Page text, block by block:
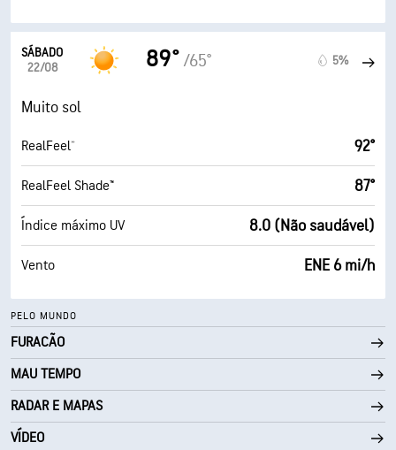
SÁBADO
22/08
89° /65° 5%
Muito sol
RealFeel® 92°
RealFeel Shade™ 87°
Índice máximo UV 8.0 (Não saudável)
Vento ENE 6 mi/h
PELO MUNDO
FURACÃO
MAU TEMPO
RADAR E MAPAS
VÍDEO